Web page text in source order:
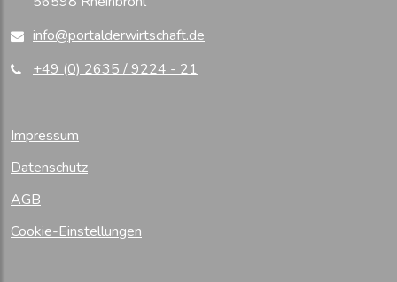
info@portalderwirtschaft.de
+49 (0) 2635 / 9224 - 21
Impressum
Datenschutz
AGB
Cookie-Einstellungen